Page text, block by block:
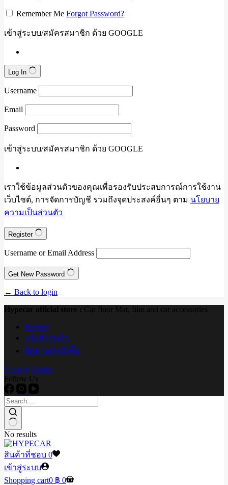
Remember Me Forgot Password?
เข้าสู่ระบบ/สมัครสมาชิก ด้วย GOOGLE
Log In
Username
Email
Password
เข้าสู่ระบบ/สมัครสมาชิก ด้วย GOOGLE
เราใช้ข้อมูลส่วนตัวของคุณเพื่อรองรับประสบการณ์การใช้งาน
เว็บไซต์, การจัดการบัญชี รวมถึงจุดประสงค์อื่นๆ ตาม นโยบาย
ความเป็นส่วนตัว
Register
Username or Email Address
Get New Password
← Back to login
Hypecar official store : Car floor Mat, film and car accessories
Review
แจ้งชำระเงิน
ติดตามคำสั่งซื้อ
Support Center
Follow Us
No results
สินค้าที่ชอบ 0
เข้าสู่ระบบ
Shopping cart0 ฿ 0